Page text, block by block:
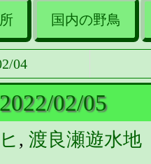
国内の野鳥
04
02/05
, 渡良瀬遊水地